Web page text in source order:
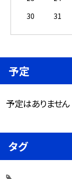
30
31
予定
予定はありません
タグ